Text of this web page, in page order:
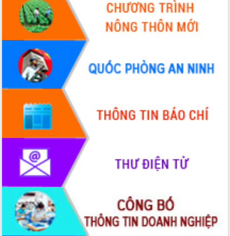
Đắk Lắk nâng cao hiệu quả công tác
Đảng từ Sổ tay đảng viên điện tử
Đắk Lắk đẩy mạnh nuôi biển công
nghệ, hướng tới phát triển thủy sản
bền vững
Tập huấn nâng cao năng lực triển khai
chuyển đổi số cho cán bộ, công chức
Đắk Lắk phát động hưởng ứng Ngày
Quyền của người tiêu dùng Việt Nam
Đẩy mạnh cải cách hành chính, quyết
tâm đạt được mục tiêu tăng trưởng
hai con số trong năm 2026
Tổ chức trang trọng Lễ hội Đền thờ
Lương Văn Chánh năm 2026
Phó Bí thư Tỉnh ủy Đắk Lắk Đỗ Hữu
Huy giữ chức Bí thư Đảng ủy Ủy Ban
Nhân dân tỉnh
Bệnh án điện tử thúc đẩy chuyển đổi
số y tế tại Đắk Lắk